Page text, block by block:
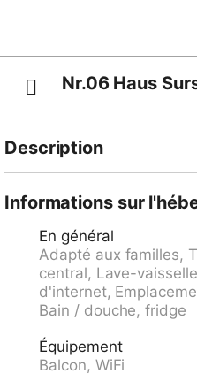
Nr.06 Haus
Description
ferroviaire "Tiefencastel"
Informations sur
En général
Adapté aux familles,
central, Lave-
d'internet,
Bain / douche, fridge
Équipement
Balcon, WiFi